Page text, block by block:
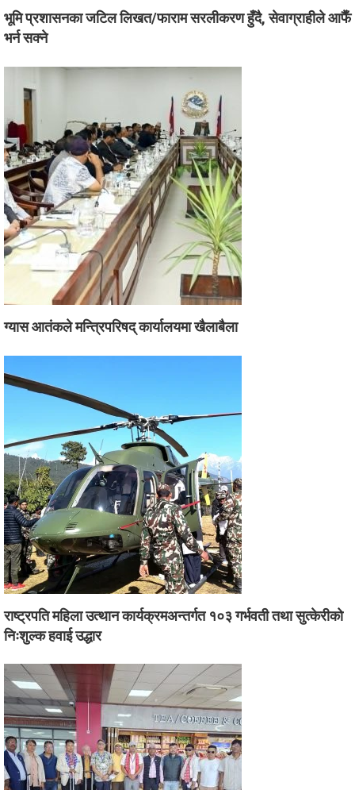
भूमि प्रशासनका जटिल लिखत/फाराम सरलीकरण हुँदै, सेवाग्राहीले आफैँ
भर्न सक्ने
ग्यास आतंकले मन्त्रिपरिषद् कार्यालयमा खैलाबैला
राष्ट्रपति महिला उत्थान कार्यक्रमअन्तर्गत १०३ गर्भवती तथा सुत्केरीको
निःशुल्क हवाई उद्धार